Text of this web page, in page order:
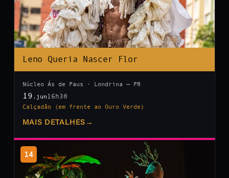
Leno Queria Nascer Flor
Núcleo Ás de Paus · Londrina — PR
19 .jun 16h30
Calçadão (em frente ao Ouro Verde)
MAIS DETALHES →
14